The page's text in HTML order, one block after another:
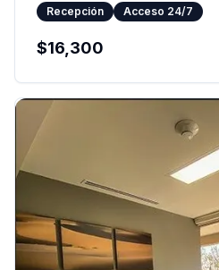
Recepción Acceso 24/7
$16,300